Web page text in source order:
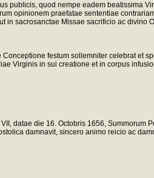
publicis, quod nempe eadem beatissima
opinionem praefatae sententiae
sacrosanctae Missae sacrificio ac
festum sollemniter celebrat et
Virginis in sui creatione et in corpus
datae die 16. Octobris 1656,
damnavit, sincero animo reicio ac